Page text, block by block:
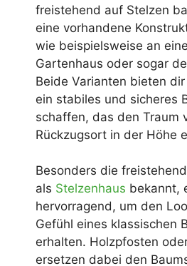
freistehend auf Stelzen
eine vorhandene
wie beispielsweise an
Gartenhaus oder sogar
Beide Varianten bieten
ein stabiles und sicheres
schaffen, das den Traum
Rückzugsort in der Höhe
Besonders die
als Stelzenhaus bekannt,
hervorragend, um den
Gefühl eines klassischen
erhalten. Holzpfosten
ersetzen dabei den